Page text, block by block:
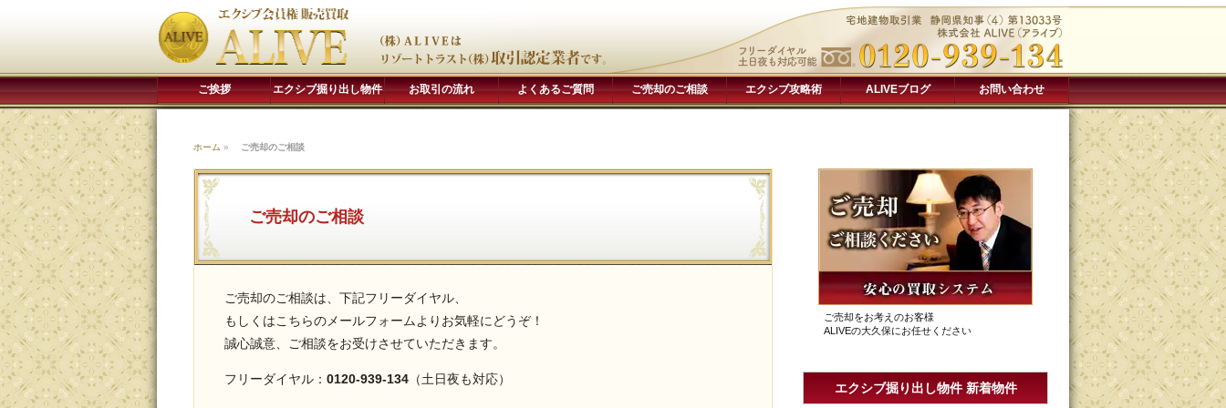
ご挨拶 エクシブ掘り出し物件 お取引の流れ よくあるご質問 ご売却のご相談 エクシブ攻略術 ALIVEブログ お問い合わせ
ホーム » ご売却のご相談
ご売却のご相談
ご売却のご相談は、下記フリーダイヤル、
もしくはこちらのメールフォームよりお気軽にどうぞ！
誠心誠意、ご相談をお受けさせていただきます。
フリーダイヤル： 0120-939-134 （土日夜も対応）
ご売却をお考えのお客様
ALIVEの大久保にお任せください
エクシブ掘り出し物件 新着物件